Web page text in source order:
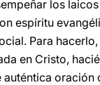
los
espíritu
Para
en Cristo,
auténtica oración